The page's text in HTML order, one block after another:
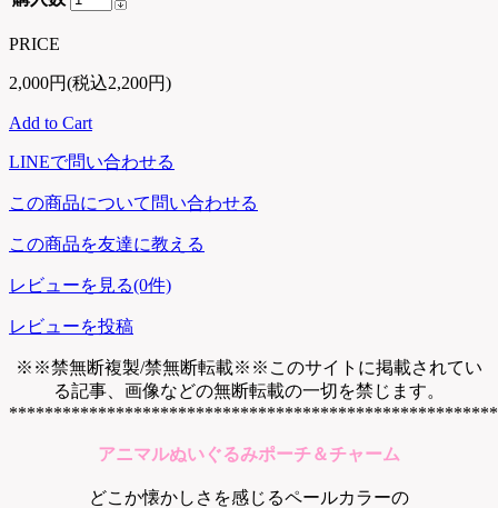
PRICE
2,000円(税込2,200円)
Add to Cart
LINEで問い合わせる
この商品について問い合わせる
この商品を友達に教える
レビューを見る(0件)
レビューを投稿
※※禁無断複製/禁無断転載※※このサイトに掲載されてい
る記事、画像などの無断転載の一切を禁じます。
アニマルぬいぐるみポーチ＆チャーム
どこか懐かしさを感じるペールカラーの